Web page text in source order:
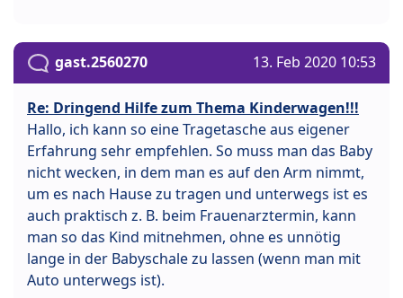
gast.2560270 13. Feb 2020 10:53
Re: Dringend Hilfe zum Thema Kinderwagen!!!
Hallo, ich kann so eine Tragetasche aus eigener
Erfahrung sehr empfehlen. So muss man das Baby
nicht wecken, in dem man es auf den Arm nimmt,
um es nach Hause zu tragen und unterwegs ist es
auch praktisch z. B. beim Frauenarztermin, kann
man so das Kind mitnehmen, ohne es unnötig
lange in der Babyschale zu lassen (wenn man mit
Auto unterwegs ist).